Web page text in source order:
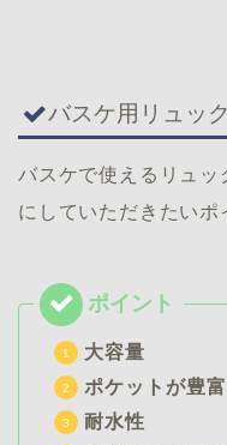
バスケ用リュッ
バスケで使えるリュ
にしていただきたいポ
大容量
ポケットが豊富
耐水性